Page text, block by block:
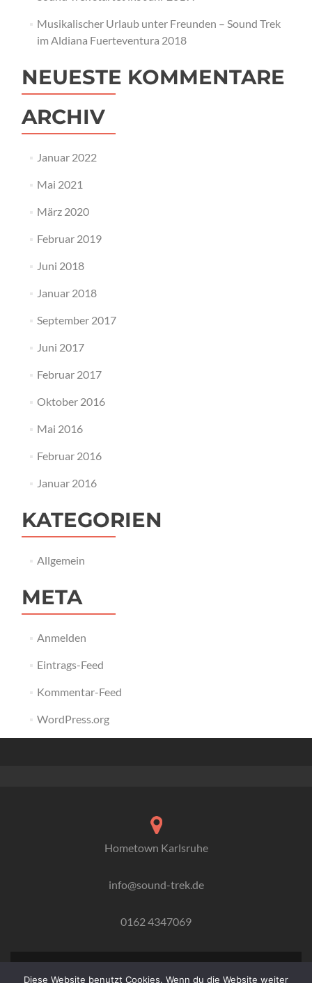
Musikalischer Urlaub unter Freunden – Sound Trek
im Aldiana Fuerteventura 2018
NEUESTE KOMMENTARE
ARCHIV
Januar 2022
Mai 2021
März 2020
Februar 2019
Juni 2018
Januar 2018
September 2017
Juni 2017
Februar 2017
Oktober 2016
Mai 2016
Februar 2016
Januar 2016
KATEGORIEN
Allgemein
META
Anmelden
Eintrags-Feed
Kommentar-Feed
WordPress.org
Hometown Karlsruhe
info@sound-trek.de
0162 4347069
Diese Website benutzt Cookies. Wenn du die Website weiter